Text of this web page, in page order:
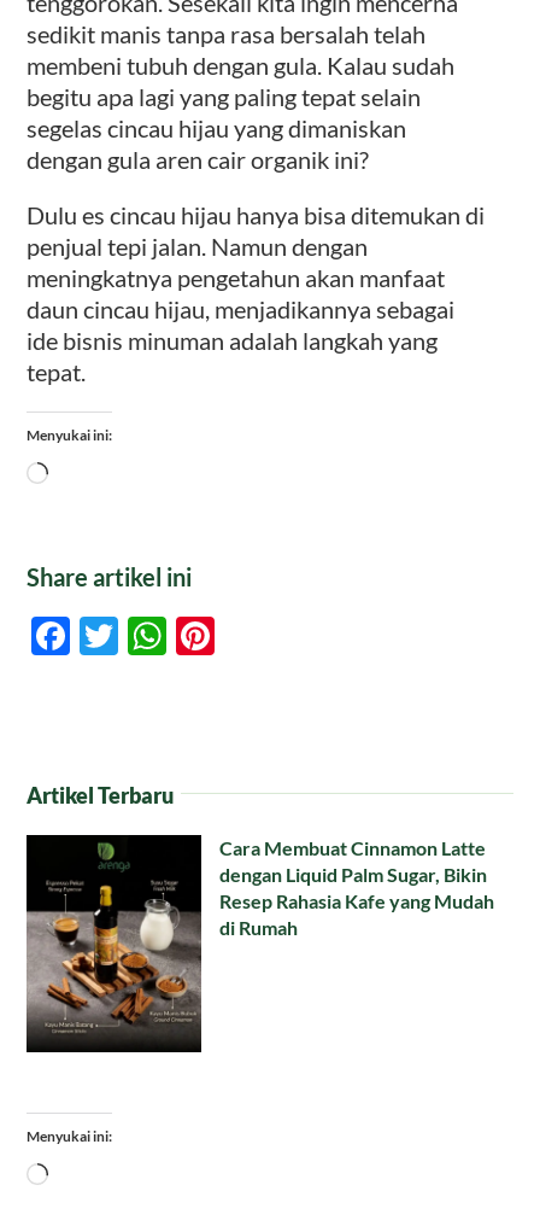
sedikit manis tanpa rasa bersalah telah
membeni tubuh dengan gula. Kalau sudah
begitu apa lagi yang paling tepat selain
segelas cincau hijau yang dimaniskan
dengan gula aren cair organik ini?
Dulu es cincau hijau hanya bisa ditemukan di
penjual tepi jalan. Namun dengan
meningkatnya pengetahun akan manfaat
daun cincau hijau, menjadikannya sebagai
ide bisnis minuman adalah langkah yang
tepat.
Menyukai ini:
Memuat...
Share artikel ini
Facebook
TwitterWhatsApp
Artikel Terbaru
Cara Membuat Cinnamon Latte
dengan Liquid Palm Sugar, Bikin
Resep Rahasia Kafe yang Mudah
di Rumah
Menyukai ini:
Memuat...